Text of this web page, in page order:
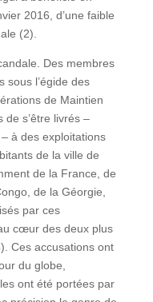
2016, d’une faible
(2).
Des membres
sous l’égide des
de Maintien
de s’être livrés –
à des exploitations
de la ville de
de la France, de
de la Géorgie,
par ces
cœur des deux plus
Ces accusations ont
du globe,
ont été portées par